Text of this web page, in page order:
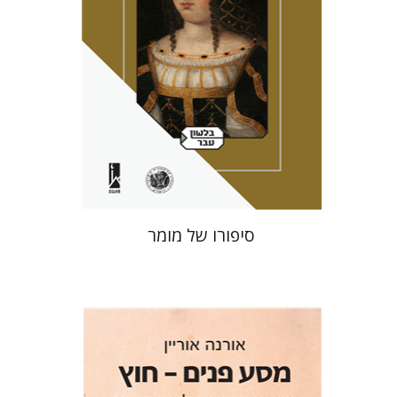
הנחת אתר ספר מודפס
$46
$41
סיפורו של מומר
אורנה אוריין